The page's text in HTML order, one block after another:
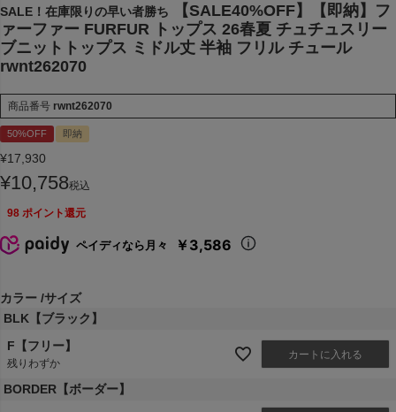
SALE！在庫限りの早い者勝ち
【SALE40%OFF】【即納】フ
ァーファー FURFUR トップス 26春夏 チュチュスリー
ブニットトップス ミドル丈 半袖 フリル チュール
rwnt262070
商品番号 rwnt262070
50%OFF 即納
¥17,930
¥10,758税込
98 ポイント還元
ペイディなら月々 ￥3,586
カラー サイズ
BLK【ブラック】
F【フリー】
残りわずか
カートに入れる
BORDER【ボーダー】